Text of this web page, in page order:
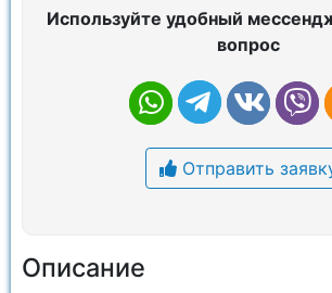
Используйте удобный
вопрос
Отправить
Описание